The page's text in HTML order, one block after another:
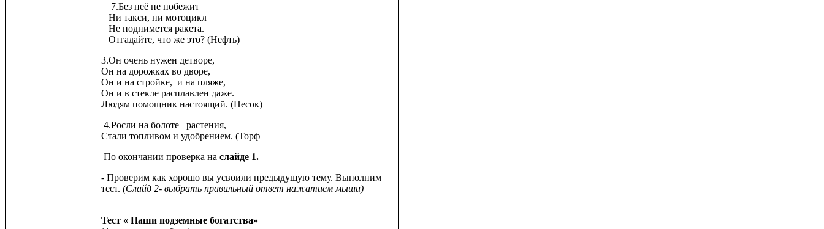
7.Без неё не побежит
Ни такси, ни мотоцикл
Не поднимется ракета.
Отгадайте, что же это? (Нефть)
3.Он очень нужен детворе,
Он на дорожках во дворе,
Он и на стройке, и на пляже,
Он и в стекле расплавлен даже.
Людям помощник настоящий. (Песок)
4.Росли на болоте растения,
Стали топливом и удобрением. (Торф
По окончании проверка на слайде 1.
- Проверим как хорошо вы усвоили предыдущую тему. Выполним
тест. (Слайд 2- выбрать правильный ответ нажатием мыши)
Тест « Наши подземные богатства»